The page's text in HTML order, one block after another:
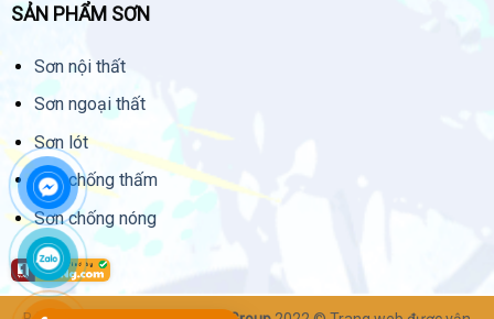
SẢN PHẨM SƠN
Sơn nội thất
Sơn ngoại thất
Sơn lót
Sơn chống thấm
Sơn chống nóng